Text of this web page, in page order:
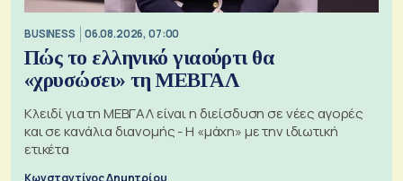
BUSINESS 06.08.2026, 07:00
Πώς το ελληνικό γιαούρτι θα
«χρυσώσει» τη ΜΕΒΓΑΛ
Κλειδί για τη ΜΕΒΓΑΛ είναι η διείσδυση σε νέες αγορές
και σε κανάλια διανομής - Η «μάχη» με την ιδιωτική
ετικέτα
Κωνσταντίνος Δημητρίου